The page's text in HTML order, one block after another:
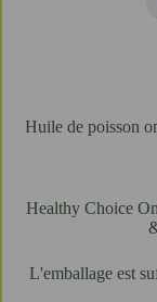
Huile de poisson
Healthy Choice
L'emballage est